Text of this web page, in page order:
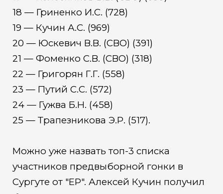
18 — Гриненко И.С. (728)
19 — Кучин А.С. (969)
20 — Юскевич В.В. (СВО) (391)
21 — Фоменко С.В. (СВО) (318)
22 — Григорян Г.Г. (558)
23 — Путий С.С. (572)
24 — Гужва Б.Н. (458)
25 — Трапезникова Э.Р. (517).
Можно уже назвать топ-3 списка
участников предвыборной гонки в
Сургуте от "ЕР". Алексей Кучин получил